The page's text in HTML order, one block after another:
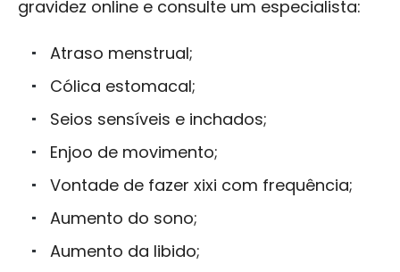
gravidez online e consulte um especialista:
Atraso menstrual;
Cólica estomacal;
Seios sensíveis e inchados;
Enjoo de movimento;
Vontade de fazer xixi com frequência;
Aumento do sono;
Aumento da libido;